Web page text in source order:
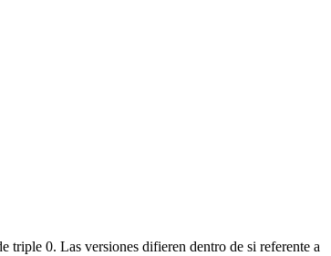
triple 0. Las versiones difieren dentro de si referente a